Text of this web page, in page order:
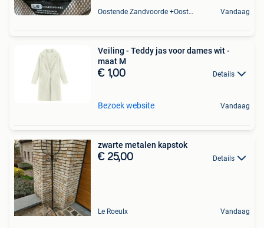
Oostende Zandvoorde +Oostende Vandaag
Veiling - Teddy jas voor dames wit -
maat M
€ 1,00 Details
Bezoek website Vandaag
zwarte metalen kapstok
€ 25,00 Details
Le Roeulx Vandaag